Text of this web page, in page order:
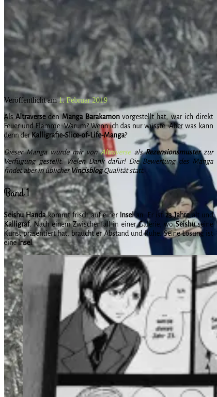
Veröffentlicht am1. Februar 2019
AlsAltraverseden Manga Barakamonvorgestellt hat, war ich direkt
Feuer und Flamme. Warum? Wenn ich das nur wüsste. Aber was kann
denn derKalligrafie-Slice-of-Life-Manga?
Dieser Manga wurde mir vonAltraversealsRezensionsmusterzur
Verfügung gestellt. Vielen Dank dafür! Die Bewertung des Manga
findet aber in üblicherVincisblogQualität statt.
Band 1
Seishu Handakommt frisch auf einer Inselan. Er ist 23 Jahrealt und
Kalligraf. Nach einem Zwischenfall in einer Galerie, woSeishuseine
Kunst präsentiert hat, braucht er Abstand und Ruhe. Seine Lösung ist
eineInsel.